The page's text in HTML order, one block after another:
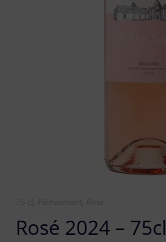
Pécharmant
Rosé 2024 – 75cl